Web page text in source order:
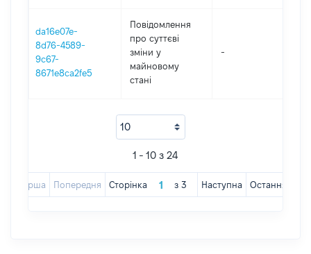
da16e07e-
8d76-4589-
9c67-
8671e8ca2fe5
Повідомлення
про суттєві
зміни y
майновому
стані
-
1 - 10 з 24
Перша Попередня Сторінка з 3 Наступна Остання